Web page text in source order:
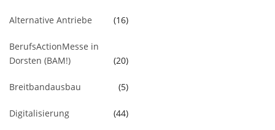
Alternative Antriebe (16)
BerufsActionMesse in
Dorsten (BAM!)
(20)
Breitbandausbau (5)
Digitalisierung (44)